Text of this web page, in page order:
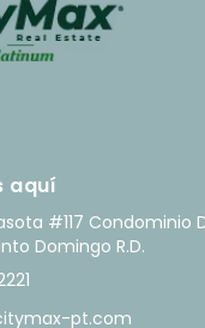
aquí
#117 Condominio
Domingo R.D.
pt.com